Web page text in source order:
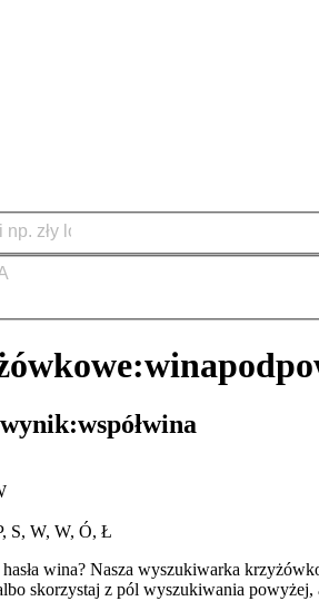
wina
współwina
S, W, W, Ó, Ł
hasła wina? Nasza wyszukiwarka
skorzystaj z pól wyszukiwania powyżej,